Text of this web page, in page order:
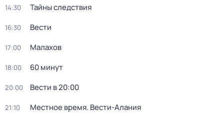
14:30 Тайны следствия
16:30 Вести
17:00 Малахов
18:00 60 минут
20:00 Вести в 20:00
21:10 Местное время. Вести-Алания